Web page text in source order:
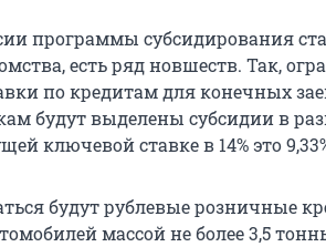
программы субсидирования
есть ряд новшеств. Так,
по кредитам для конечных
будут выделены субсидии в
ключевой ставке в 14% это
будут рублевые розничные
массой не более 3,5